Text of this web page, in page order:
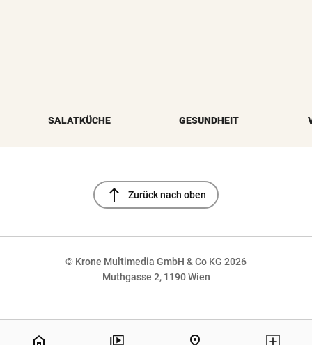
SALATKÜCHE GESUNDHEIT
north Zurück nach oben
© Krone Multimedia GmbH & Co KG 2026
Muthgasse 2, 1190 Wien
NaN%